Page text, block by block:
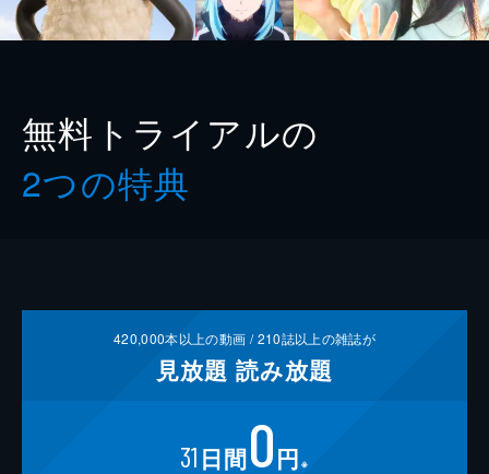
無料トライアルの
2つの特典
420,000本以上の動画 /210誌以上の雑誌が
見放題 読み放題
31 日間0円 ※